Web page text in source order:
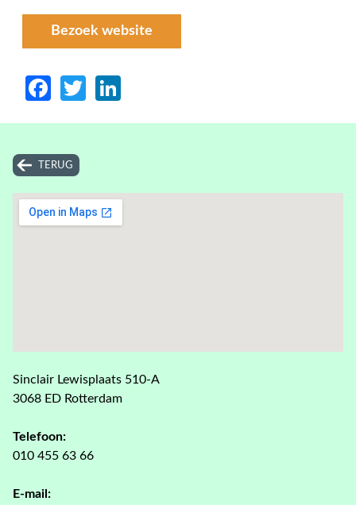
TERUG
Sinclair Lewisplaats 510-A
3068 ED Rotterdam
Telefoon:
010 455 63 66
E-mail:
Bezoek website
Facebook
Twitter